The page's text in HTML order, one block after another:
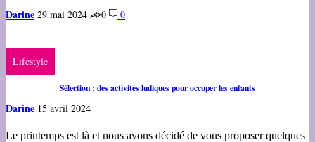
Darine 29 mai 2024 0 0
Lifestyle
Sélection : des activités ludiques pour occuper les enfants
Darine 15 avril 2024
Le printemps est là et nous avons décidé de vous proposer quelques